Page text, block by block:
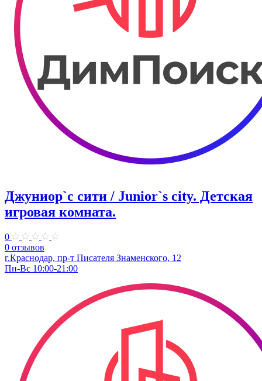
Джуниор`с сити / Junior`s city. ​Детская
игровая комната.
0
0 отзывов
​г.Краснодар, пр-т Писателя Знаменского, 12
Пн-Вс 10:00-21:00